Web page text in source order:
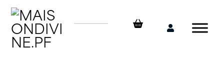
Skip
content
Mon